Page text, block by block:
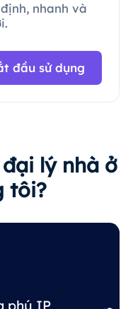
nhanh và
đầu sử dụng
lý nhà ở
tôi?
phú IP